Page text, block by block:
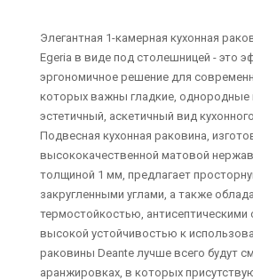
Элегантная 1-камерная кухонная
Egeria в виде под столешницей - это
эргономичное решение для
которых важны гладкие, однородные
эстетичный, аскетичный вид
Подвесная кухонная раковина,
высококачественной матовой
толщиной 1 мм, предлагает
закругленными углами, а также
термостойкостью, антисептическими
высокой устойчивостью к
раковины Deante лучше всего будут
аранжировках, в которых